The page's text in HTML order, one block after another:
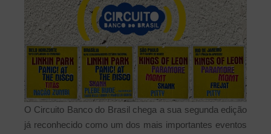
O Circuito Banco do Brasil chega a sua segunda edição
já reconhecido como um dos mais importantes eventos